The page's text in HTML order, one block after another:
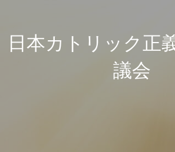
日本カトリック正
議会